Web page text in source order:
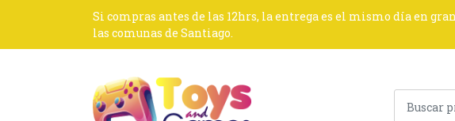
Si compras antes de las 12hrs, la entrega es el mismo día en
las comunas de Santiago.